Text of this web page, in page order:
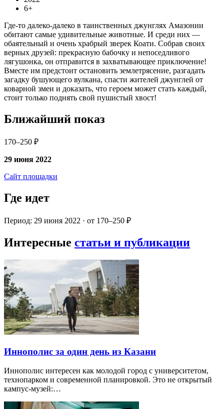
6+
Где-то далеко-далеко в таинственных джунглях Амазонии
обитают самые удивительные животные. И среди них —
обаятельный и очень храбрый зверек Коати. Собрав своих
верных друзей: прекрасную бабочку и непоседливого
лягушонка, он отправится в захватывающее приключение!
Вместе им предстоит остановить землетрясение, разгадать
загадку бушующего вулкана, спасти жителей джунглей от
коварной змеи и доказать, что героем может стать каждый,
стоит только поднять свой пушистый хвост!
Ближайший показ
170–250 ₽
29 июня 2022
Сайт площадки
Где идет
Период: 29 июня 2022 · от 170–250 ₽
Интересные статьи и публикации
Иннополис за один день из Казани
Иннополис интересен как молодой город с университетом,
технопарком и современной планировкой. Это не открытый
кампус-музей:…